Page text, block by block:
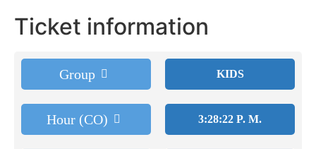
Ticket information
Group
Hour (CO)
KIDS
3:28:22 P. M.